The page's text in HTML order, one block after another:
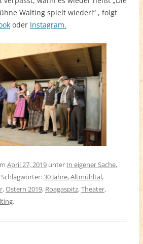
Walting spielt wieder!“ , folgt
oder Instagram.
April 27, 2019 unter In eigener Sache,
30 Jahre,Altmühltal,
,Ostern 2019, Roagaspitz,Theater,
.